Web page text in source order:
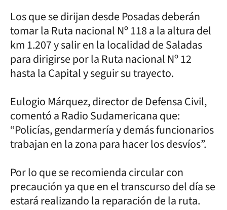
Los que se dirijan desde Posadas deberán
tomar la Ruta nacional Nº 118 a la altura del
km 1.207 y salir en la localidad de Saladas
para dirigirse por la Ruta nacional Nº 12
hasta la Capital y seguir su trayecto.
Eulogio Márquez, director de Defensa Civil,
comentó a Radio Sudamericana que:
“Policías, gendarmería y demás funcionarios
trabajan en la zona para hacer los desvíos”.
Por lo que se recomienda circular con
precaución ya que en el transcurso del día se
estará realizando la reparación de la ruta.